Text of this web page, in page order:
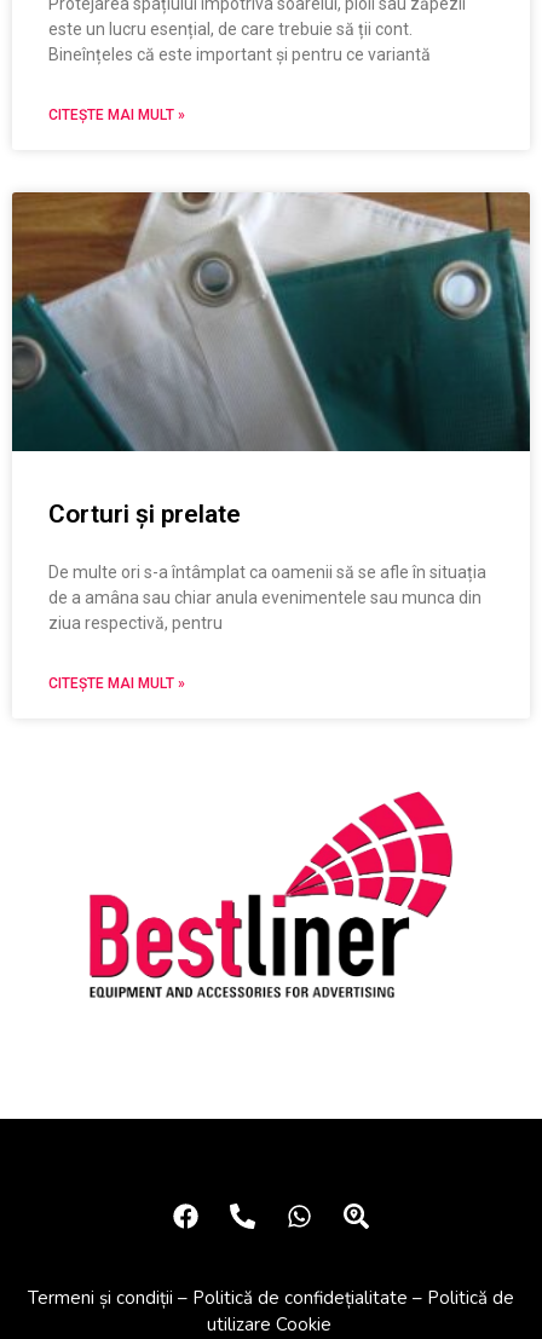
este un lucru esențial, de care trebuie să ții cont.
Bineînțeles că este important și pentru ce variantă
CITEȘTE MAI MULT »
Corturi și prelate
De multe ori s-a întâmplat ca oamenii să se afle în situația
de a amâna sau chiar anula evenimentele sau munca din
ziua respectivă, pentru
CITEȘTE MAI MULT »
Termeni și condiții – Politică de confidețialitate – Politică de
utilizare Cookie